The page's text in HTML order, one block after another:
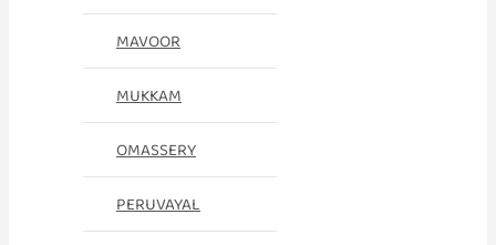
MAVOOR
MUKKAM
OMASSERY
PERUVAYAL